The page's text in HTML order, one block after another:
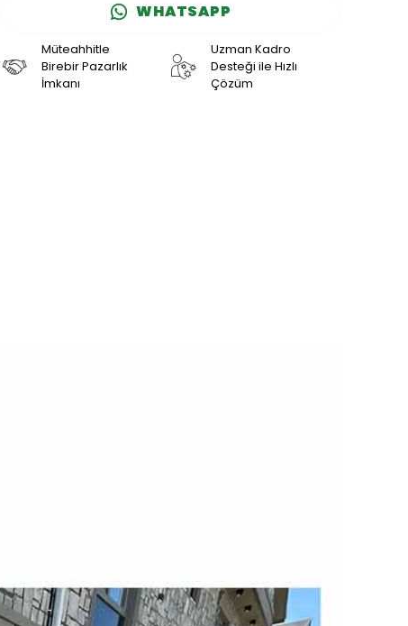
WHATSAPP
Müteahhitle
Birebir Pazarlık
İmkanı
Uzman Kadro
Desteği ile Hızlı
Çözüm